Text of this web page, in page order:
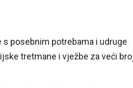
posebnim potrebama i udruge
tretmane i vježbe za veći